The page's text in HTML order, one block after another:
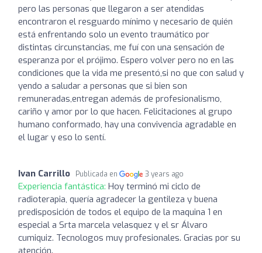
pero las personas que llegaron a ser atendidas
encontraron el resguardo mínimo y necesario de quién
está enfrentando solo un evento traumático por
distintas circunstancias, me fuí con una sensación de
esperanza por el prójimo. Espero volver pero no en las
condiciones que la vida me presentó,si no que con salud y
yendo a saludar a personas que si bien son
remuneradas,entregan además de profesionalismo,
cariño y amor por lo que hacen. Felicitaciones al grupo
humano conformado, hay una convivencia agradable en
el lugar y eso lo sentí.
Ivan Carrillo Publicada en 3 years ago
Experiencia fantástica: Hoy terminó mi ciclo de
radioterapia, quería agradecer la gentileza y buena
predisposición de todos el equipo de la maquina 1 en
especial a Srta marcela velasquez y el sr Álvaro
cumiquiz. Tecnologos muy profesionales. Gracias por su
atención.